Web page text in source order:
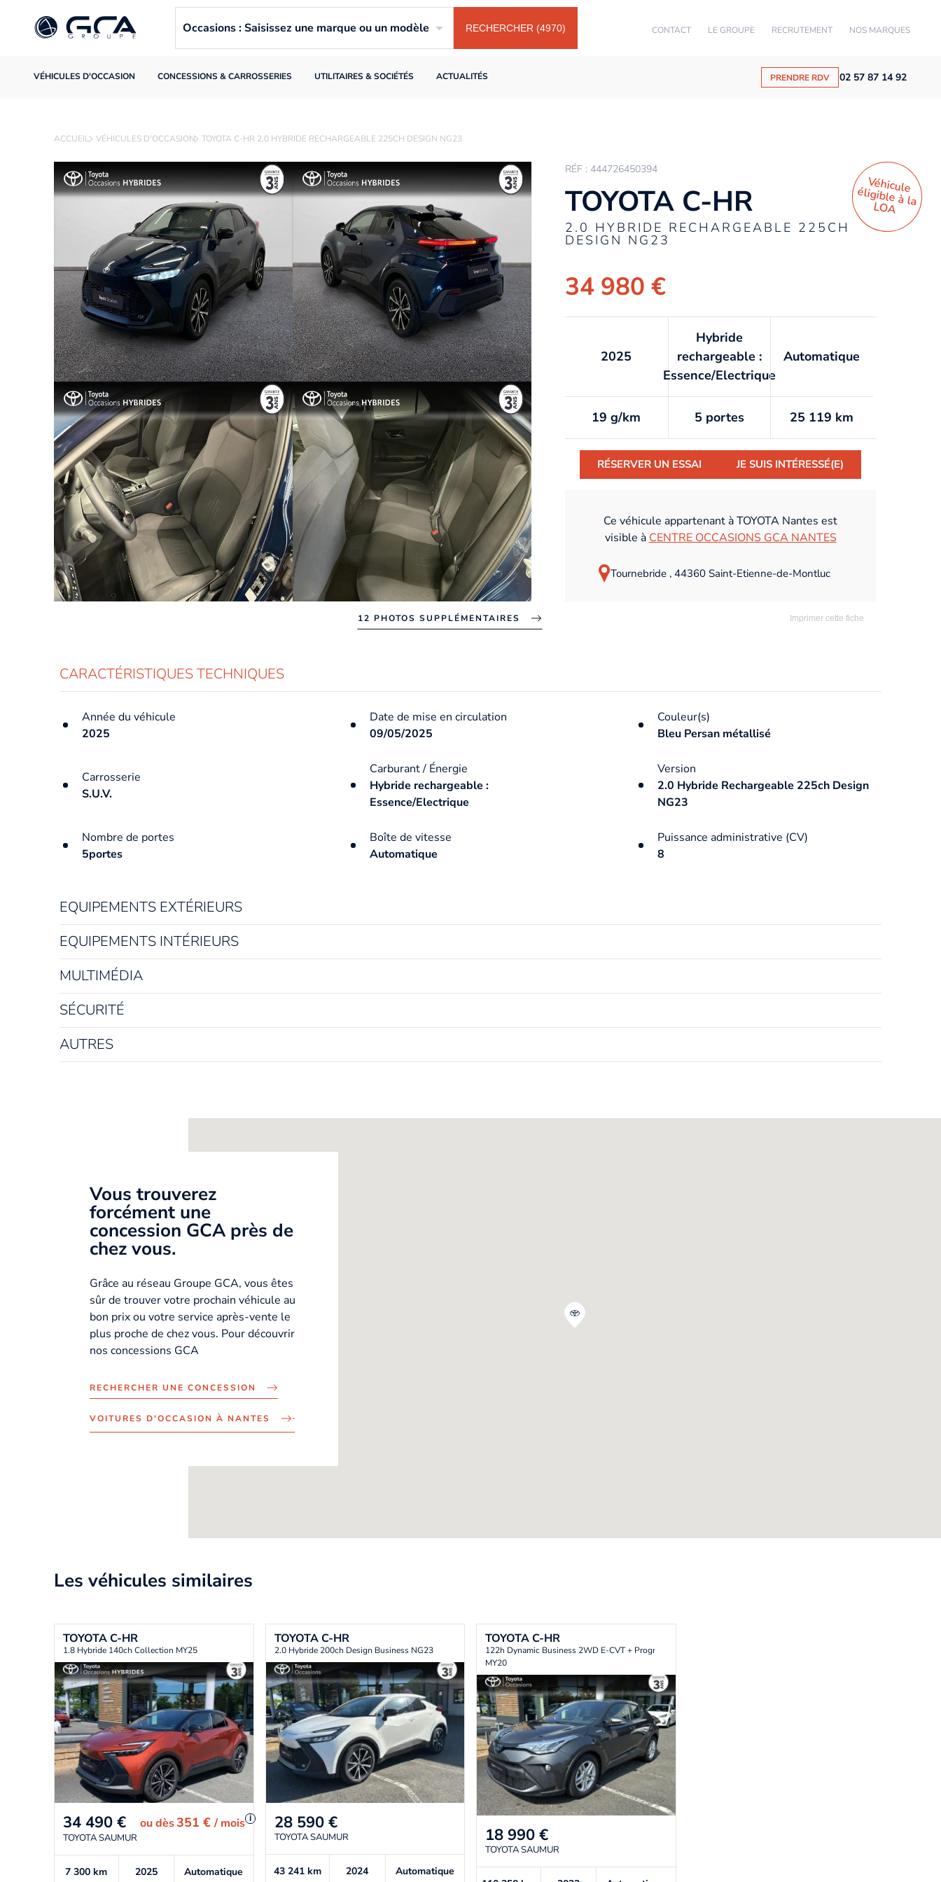
CONTACT LE GROUPE RECRUTEMENT NOS MARQUES
VÉHICULES D'OCCASION CONCESSIONS & CARROSSERIES UTILITAIRES & SOCIÉTÉS ACTUALITÉS PRENDRE RDV 02 57 87 14 92
Occasions : Saisissez une marque ou un modèle RECHERCHER (4970)
ACCUEIL VÉHICULES D'OCCASION TOYOTA C-HR 2.0 HYBRIDE RECHARGEABLE 225CH DESIGN NG23
12 PHOTOS SUPPLÉMENTAIRES
RÉF : 444726450394
TOYOTA C-HR
2.0 HYBRIDE RECHARGEABLE 225CH
DESIGN NG23
34 980 €
Véhicule
éligible à la
LO
A
2025
Hybride
rechargeable :
Essence/Electrique
Automatique
19 g/km 5 portes 25 119 km
RÉSERVER UN ESSAI JE SUIS INTÉRESSÉ(E)
Ce véhicule appartenant à TOYOTA Nantes est
visible à CENTRE OCCASIONS GCA NANTES
Tournebride , 44360 Saint-Etienne-de-Montluc
Imprimer cette fiche
CARACTÉRISTIQUES TECHNIQUES
Année du véhicule
2025
Date de mise en circulation
09/05/2025
Couleur(s)
Bleu Persan métallisé
Carrosserie
S.U.V.
Carburant / Énergie
Hybride rechargeable :
Essence/Electrique
Version
2.0 Hybride Rechargeable 225ch Design
NG23
Nombre de portes
5portes
Boîte de vitesse
Automatique
Puissance administrative (CV)
8
EQUIPEMENTS EXTÉRIEURS
EQUIPEMENTS INTÉRIEURS
MULTIMÉDIA
SÉCURITÉ
AUTRES
Vous trouverez
forcément une
concession GCA près de
chez vous.
Grâce au réseau Groupe GCA, vous êtes
sûr de trouver votre prochain véhicule au
bon prix ou votre service après-vente le
plus proche de chez vous. Pour découvrir
nos concessions GCA
RECHERCHER UNE CONCESSION
VOITURES D'OCCASION À NANTES
Les véhicules similaires
TOYOTAC-HR
1.8 Hybride 140ch Collection MY25
34 490 € oudès351 € / mois i
TOYOTA SAUMUR
7 300km 2025 Automatique
TOYOTAC-HR
2.0 Hybride 200ch Design Business NG23
28 590 €
TOYOTA SAUMUR
43 241 km 2024 Automatique
TOYOTAC-HR
122h Dynamic Business 2WD E-CVT + Programme Beyond Zero Academy
MY20
18 990 €
TOYOTA SAUMUR